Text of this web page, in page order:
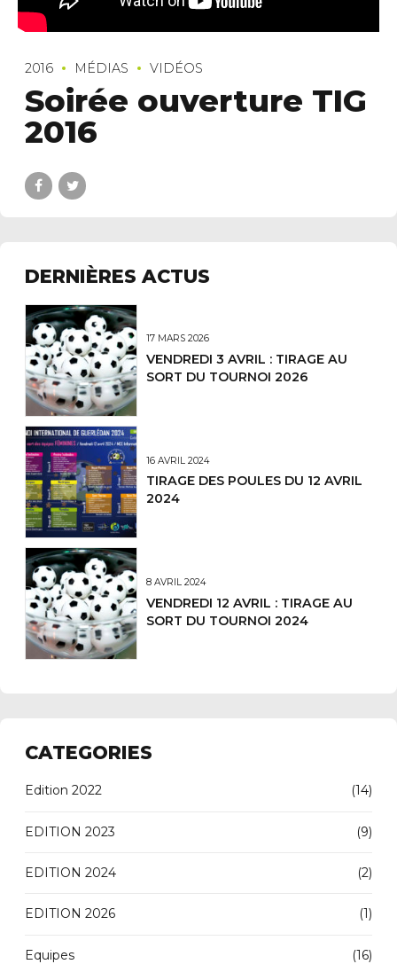
2016 MÉDIAS VIDÉOS
Soirée ouverture TIG
2016
DERNIÈRES ACTUS
17 MARS 2026
VENDREDI 3 AVRIL : TIRAGE AU
SORT DU TOURNOI 2026
16 AVRIL 2024
TIRAGE DES POULES DU 12 AVRIL
2024
8 AVRIL 2024
VENDREDI 12 AVRIL : TIRAGE AU
SORT DU TOURNOI 2024
CATEGORIES
Edition 2022 (14)
EDITION 2023 (9)
EDITION 2024 (2)
EDITION 2026 (1)
Equipes (16)